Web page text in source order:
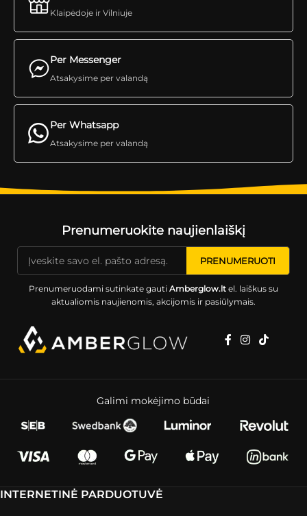
Per Messenger
Atsakysime per valandą
Klaipėdoje ir Vilniuje
Per Whatsapp
Atsakysime per valandą
Prenumeruokite naujienlaiškį
Prenumeruodami sutinkate gauti Amberglow.ltel. laiškus su
aktualiomis naujienomis, akcijomis ir pasiūlymais.
Galimi mokėjimo būdai
INTERNETINĖ PARDUOTUVĖ